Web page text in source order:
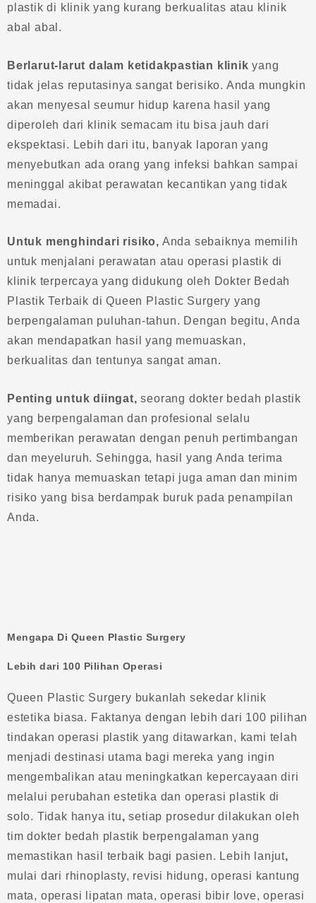
plastik di klinik yang kurang berkualitas atau klinik
abal abal.
Berlarut-larut dalam ketidakpastian klinik yang
tidak jelas reputasinya sangat berisiko. Anda mungkin
akan menyesal seumur hidup karena hasil yang
diperoleh dari klinik semacam itu bisa jauh dari
ekspektasi. Lebih dari itu, banyak laporan yang
menyebutkan ada orang yang infeksi bahkan sampai
meninggal akibat perawatan kecantikan yang tidak
memadai.
Untuk menghindari risiko, Anda sebaiknya memilih
untuk menjalani perawatan atau operasi plastik di
klinik terpercaya yang didukung oleh Dokter Bedah
Plastik Terbaik di Queen Plastic Surgery yang
berpengalaman puluhan-tahun. Dengan begitu, Anda
akan mendapatkan hasil yang memuaskan,
berkualitas dan tentunya sangat aman.
Penting untuk diingat, seorang dokter bedah plastik
yang berpengalaman dan profesional selalu
memberikan perawatan dengan penuh pertimbangan
dan meyeluruh. Sehingga, hasil yang Anda terima
tidak hanya memuaskan tetapi juga aman dan minim
risiko yang bisa berdampak buruk pada penampilan
Anda.
Mengapa Di Queen Plastic Surgery
Lebih dari 100 Pilihan Operasi
Queen Plastic Surgery bukanlah sekedar klinik
estetika biasa. Faktanya dengan lebih dari 100 pilihan
tindakan operasi plastik yang ditawarkan, kami telah
menjadi destinasi utama bagi mereka yang ingin
mengembalikan atau meningkatkan kepercayaan diri
melalui perubahan estetika dan operasi plastik di
solo. Tidak hanya itu, setiap prosedur dilakukan oleh
tim dokter bedah plastik berpengalaman yang
memastikan hasil terbaik bagi pasien. Lebih lanjut,
mulai dari rhinoplasty, revisi hidung, operasi kantung
mata, operasi lipatan mata, operasi bibir love, operasi